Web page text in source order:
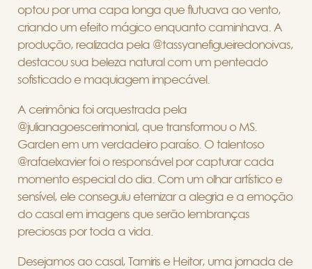
optou por uma capa longa que flutuava ao vento,
criando um efeito mágico enquanto caminhava. A
produção, realizada pela @tassyanefigueiredonoivas,
destacou sua beleza natural com um penteado
sofisticado e maquiagem impecável.
A cerimônia foi orquestrada pela
@julianagoescerimonial, que transformou o MS.
Garden em um verdadeiro paraíso. O talentoso
@rafaelxavier foi o responsável por capturar cada
momento especial do dia. Com um olhar artístico e
sensível, ele conseguiu eternizar a alegria e a emoção
do casal em imagens que serão lembranças
preciosas por toda a vida.
Desejamos ao casal, Tamiris e Heitor, uma jornada de